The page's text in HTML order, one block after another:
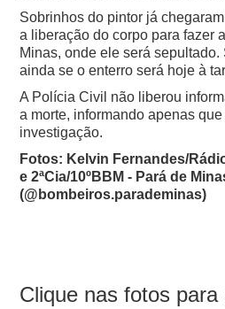
Sobrinhos do pintor já
a liberação do corpo para fazer
Minas, onde ele será
ainda se o enterro será hoje à
A Polícia Civil não liberou
a morte, informando apenas
investigação.
Fotos: Kelvin Fernandes/
e 2ªCia/10ºBBM - Pará de
(@bombeiros.parademinas)
Clique nas fotos para